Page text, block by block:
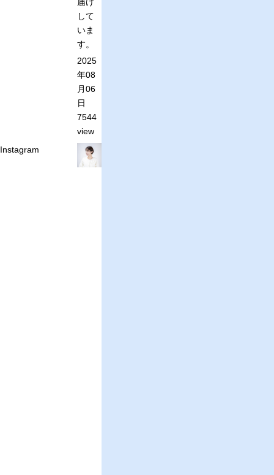
して
いま
す。
2025
年08
月06
日
7544
view
Instagram